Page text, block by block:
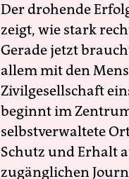
Der drohende
zeigt, wie stark
Gerade jetzt
allem mit den
Zivilgesellschaft
beginnt im
selbstverwaltete
Schutz und Erhalt
zugänglichen